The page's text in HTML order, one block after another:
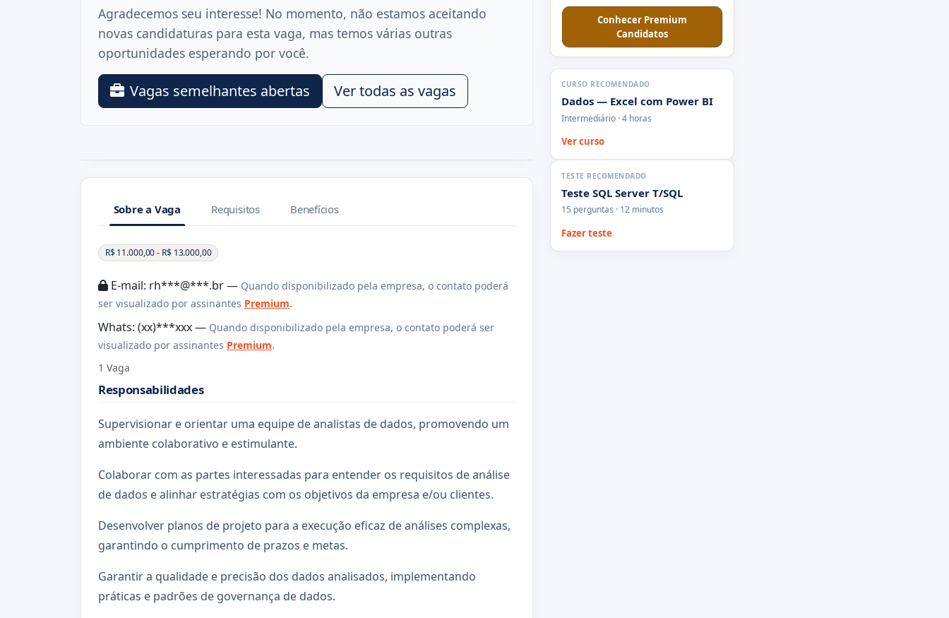
Agradecemos seu interesse! No momento, não estamos aceitando
novas candidaturas para esta vaga, mas temos várias outras
oportunidades esperando por você.
Vagas semelhantes abertas Ver todas as vagas
Sobre a Vaga Requisitos Benefícios
Sobre a Vaga
R$ 11.000,00 - R$ 13.000,00
E-mail: rh***@***.br — Quando disponibilizado pela empresa, o contato poderá
ser visualizado por assinantes Premium.
Whats: (xx)***xxx — Quando disponibilizado pela empresa, o contato poderá ser
visualizado por assinantes Premium.
1 Vaga
Responsabilidades
Supervisionar e orientar uma equipe de analistas de dados, promovendo um
ambiente colaborativo e estimulante.
Colaborar com as partes interessadas para entender os requisitos de análise
de dados e alinhar estratégias com os objetivos da empresa e/ou clientes.
Desenvolver planos de projeto para a execução eficaz de análises complexas,
garantindo o cumprimento de prazos e metas.
Garantir a qualidade e precisão dos dados analisados, implementando
práticas e padrões de governança de dados.
Conhecer Premium
Candidatos
CURSO RECOMENDADO
Dados — Excel com Power BI
Intermediário · 4 horas
Ver curso
TESTE RECOMENDADO
Teste SQL Server T/SQL
15 perguntas · 12 minutos
Fazer teste